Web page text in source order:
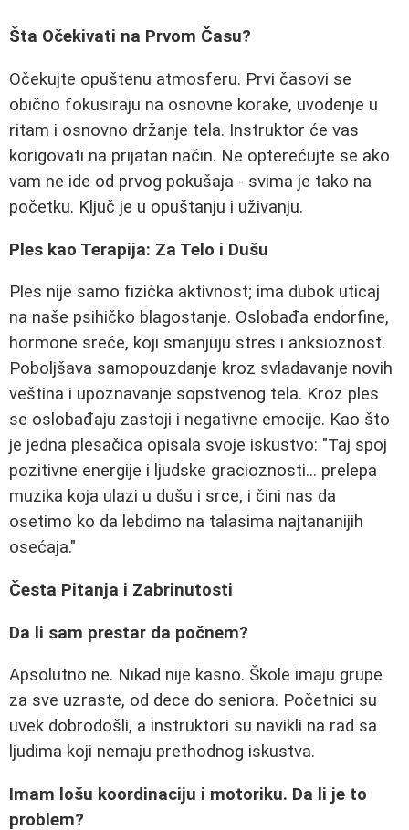
Šta Očekivati na Prvom Času?
Očekujte opuštenu atmosferu. Prvi časovi se
obično fokusiraju na osnovne korake, uvodenje u
ritam i osnovno držanje tela. Instruktor će vas
korigovati na prijatan način. Ne opterećujte se ako
vam ne ide od prvog pokušaja - svima je tako na
početku. Ključ je u opuštanju i uživanju.
Ples kao Terapija: Za Telo i Dušu
Ples nije samo fizička aktivnost; ima dubok uticaj
na naše psihičko blagostanje. Oslobađa endorfine,
hormone sreće, koji smanjuju stres i anksioznost.
Poboljšava samopouzdanje kroz svladavanje novih
veština i upoznavanje sopstvenog tela. Kroz ples
se oslobađaju zastoji i negativne emocije. Kao što
je jedna plesačica opisala svoje iskustvo: "Taj spoj
pozitivne energije i ljudske gracioznosti... prelepa
muzika koja ulazi u dušu i srce, i čini nas da
osetimo ko da lebdimo na talasima najtananijih
osećaja."
Česta Pitanja i Zabrinutosti
Da li sam prestar da počnem?
Apsolutno ne. Nikad nije kasno. Škole imaju grupe
za sve uzraste, od dece do seniora. Početnici su
uvek dobrodošli, a instruktori su navikli na rad sa
ljudima koji nemaju prethodnog iskustva.
Imam lošu koordinaciju i motoriku. Da li je to
problem?